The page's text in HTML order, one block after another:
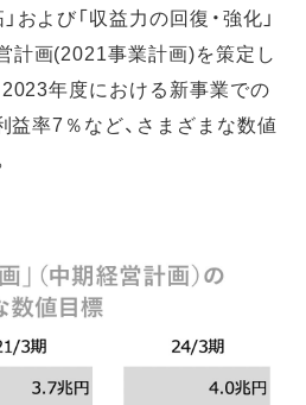
および「収益力の回復・強化」
計画(2021事業計画)を策定し
年度における新事業での
益率7％など、さまざまな数値